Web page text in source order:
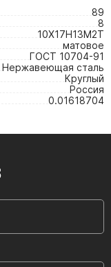
89
8
10Х17Н13М2Т
матовое
ГОСТ 10704-91
Нержавеющая сталь
Круглый
Россия
0.01618704